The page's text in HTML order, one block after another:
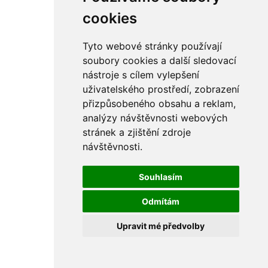
cookies
Tyto webové stránky používají
soubory cookies a další sledovací
nástroje s cílem vylepšení
uživatelského prostředí, zobrazení
přizpůsobeného obsahu a reklam,
analýzy návštěvnosti webových
stránek a zjištění zdroje
návštěvnosti.
Souhlasím
Odmítám
Upravit mé předvolby
řetězy
ostatní části
sekundární
sání
sedla
spojovací materiál
matice
podložky
pojistné kroužky
šrouby
výbava
výfuky a kolena
bowdeny a lanka
filtry
gufera